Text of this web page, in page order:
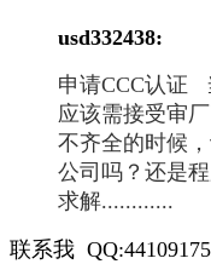
usd332438:
申请CCC认证
应该需接受审
不齐全的时候
公司吗？还是
求解............
联系我